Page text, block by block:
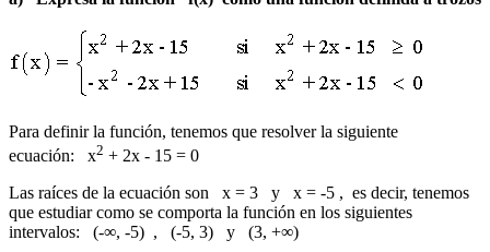
Para definir la función, tenemos que resolver la siguiente
ecuación: x2 + 2x - 15 = 0
Las raíces de la ecuación son x = 3 y x = -5 , es decir, tenemos
que estudiar como se comporta la función en los siguientes
intervalos: (-∞, -5) , (-5, 3) y (3, +∞)